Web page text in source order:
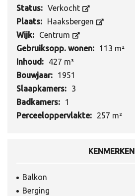
Status: Verkocht
Plaats:
Haaksbergen
Wijk:
Centrum
Gebruiksopp. wonen:
113 m²
Inhoud:
427 m³
Bouwjaar:
1951
Slaapkamers:
3
Badkamers:
1
Perceeloppervlakte:
257 m²
KENMERKEN
Balkon
Berging